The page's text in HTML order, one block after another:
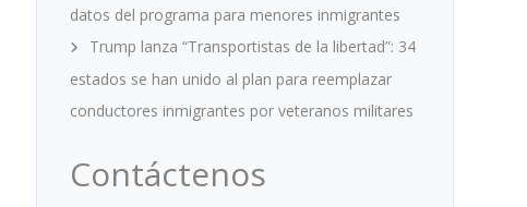
datos del programa para menores inmigrantes
Trump lanza “Transportistas de la libertad”: 34
estados se han unido al plan para reemplazar
conductores inmigrantes por veteranos militares
Contáctenos